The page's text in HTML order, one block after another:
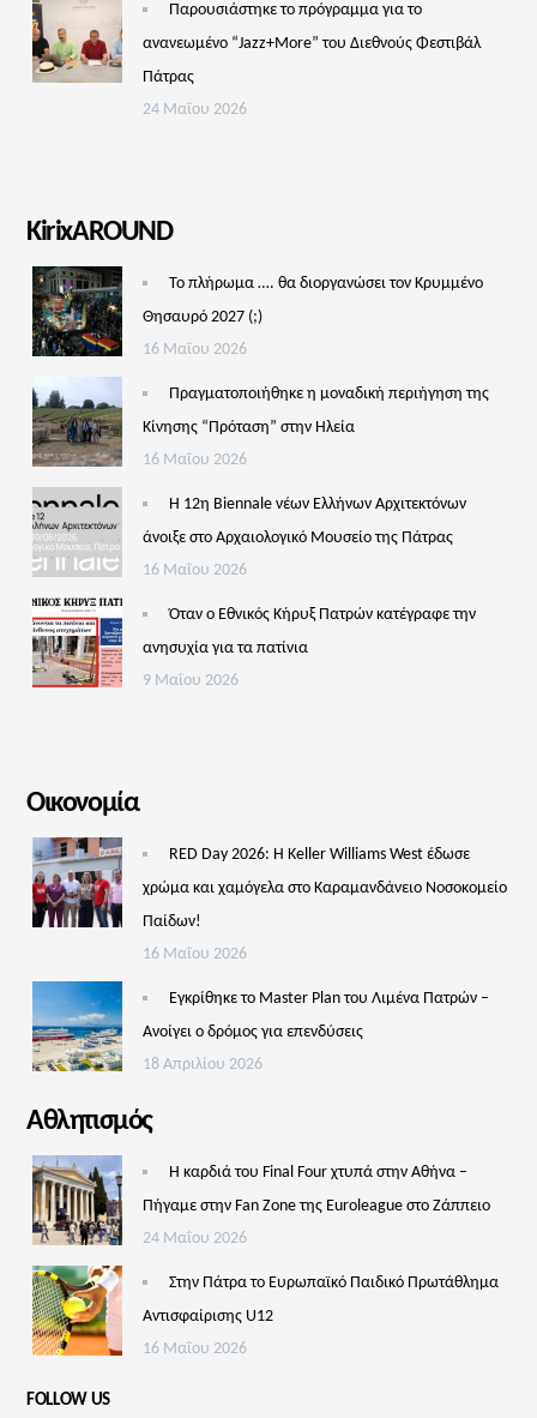
Παρουσιάστηκε το πρόγραμμα για το
ανανεωμένο “Jazz+More” του Διεθνούς Φεστιβάλ
Πάτρας
24 Μαΐου 2026
KirixAROUND
Το πλήρωμα …. θα διοργανώσει τον Κρυμμένο
Θησαυρό 2027 (;)
16 Μαΐου 2026
Πραγματοποιήθηκε η μοναδική περιήγηση της
Κίνησης “Πρόταση” στην Ηλεία
16 Μαΐου 2026
Η 12η Biennale νέων Ελλήνων Αρχιτεκτόνων
άνοιξε στο Αρχαιολογικό Μουσείο της Πάτρας
16 Μαΐου 2026
Όταν ο Εθνικός Κήρυξ Πατρών κατέγραφε την
ανησυχία για τα πατίνια
9 Μαΐου 2026
Οικονομία
RED Day 2026: Η Keller Williams West έδωσε
χρώμα και χαμόγελα στο Καραμανδάνειο Νοσοκομείο
Παίδων!
16 Μαΐου 2026
Εγκρίθηκε το Master Plan του Λιμένα Πατρών –
Aνοίγει ο δρόμος για επενδύσεις
18 Απριλίου 2026
Αθλητισμός
Η καρδιά του Final Four χτυπά στην Αθήνα –
Πήγαμε στην Fan Zone της Euroleague στο Ζάππειο
24 Μαΐου 2026
Στην Πάτρα το Ευρωπαϊκό Παιδικό Πρωτάθλημα
Αντισφαίρισης U12
16 Μαΐου 2026
FOLLOW US